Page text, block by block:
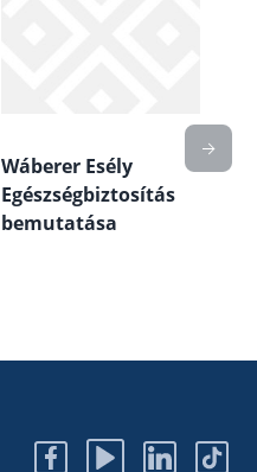
Wáberer Esély
Egészségbiztosítás
bemutatása